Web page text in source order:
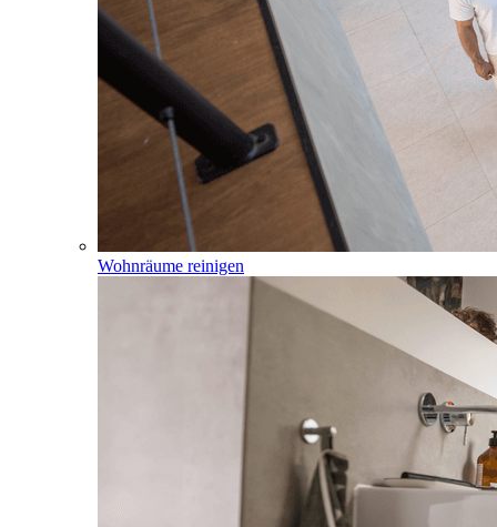
Wohnräume reinigen